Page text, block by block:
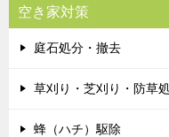
空き家対策
庭石処分・撤去
草刈り・芝刈り・防草
蜂（ハチ）駆除